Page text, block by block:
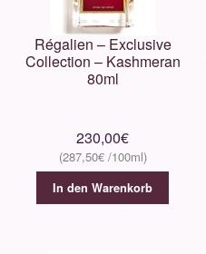
House of Fanatics
Initio
John Varvatos
Kanchaveli
Régalien – Exclusive
Collection – Kashmeran
80ml
230,00€
287,50€
In den Warenkorb